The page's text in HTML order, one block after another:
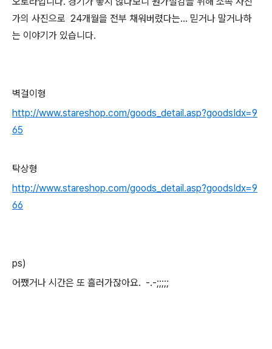
가의 사진으로 24개월을 전부 채워버렸다는... 믿거나 말거나하
는 이야기가 있습니다.
벽걸이형
http://www.stareshop.com/goods_detail.asp?goodsIdx=9
65
탁상형
http://www.stareshop.com/goods_detail.asp?goodsIdx=9
66
ps)
어쨌거나 시간은 또 흘러가잖아요. -.-;;;;;